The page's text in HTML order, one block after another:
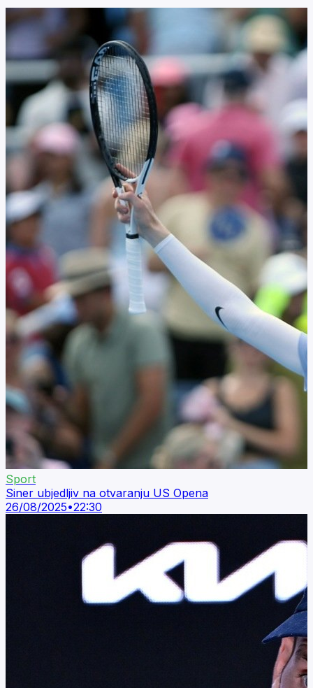
Sport
Siner ubjedljiv na otvaranju US Opena
26/08/2025•22:30